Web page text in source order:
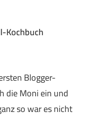
Kochbuch
Blogger-
die Moni ein und
so war es nicht